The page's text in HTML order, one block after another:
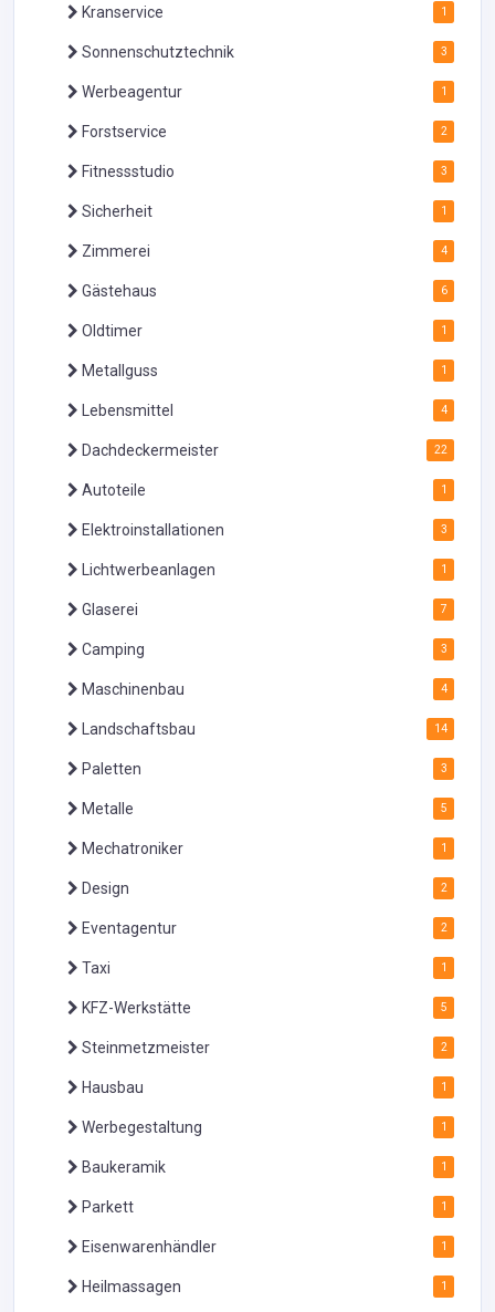
Kranservice 1
Sonnenschutztechnik 3
Werbeagentur 1
Forstservice 2
Fitnessstudio 3
Sicherheit 1
Zimmerei 4
Gästehaus 6
Oldtimer 1
Metallguss 1
Lebensmittel 4
Dachdeckermeister 22
Autoteile 1
Elektroinstallationen 3
Lichtwerbeanlagen 1
Glaserei 7
Camping 3
Maschinenbau 4
Landschaftsbau 14
Paletten 3
Metalle 5
Mechatroniker 1
Design 2
Eventagentur 2
Taxi 1
KFZ-Werkstätte 5
Steinmetzmeister 2
Hausbau 1
Werbegestaltung 1
Baukeramik 1
Parkett 1
Eisenwarenhändler 1
Heilmassagen 1